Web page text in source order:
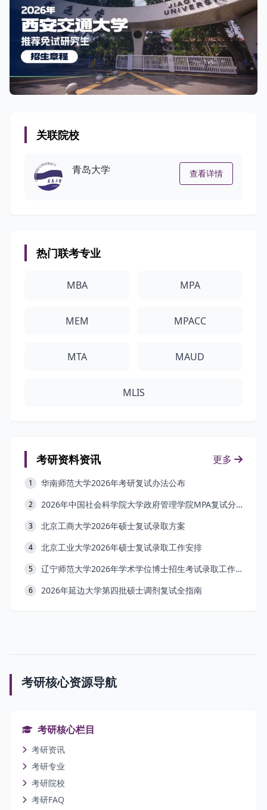
关联院校
青岛大学 查看详情
热门联考专业
MBA MPA
MEM MPACC
MTA MAUD
MLIS
考研资料资讯 更多
1 华南师范大学2026年考研复试办法公布
2 2026年中国社会科学院大学政府管理学院MPA复试分数线公布
3 北京工商大学2026年硕士复试录取方案
4 北京工业大学2026年硕士复试录取工作安排
5 辽宁师范大学2026年学术学位博士招生考试录取工作办法
6 2026年延边大学第四批硕士调剂复试全指南
考研核心资源导航
考研核心栏目
考研资讯
考研专业
考研院校
考研FAQ